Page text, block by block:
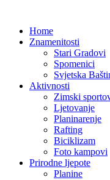
Home
Znamenitosti
Stari Gradovi
Spomenici
Svjetska
Aktivnosti
Zimski
Ljetovanje
Planinarenje
Rafting
Biciklizam
Foto kampovi
Prirodne ljepote
Planine